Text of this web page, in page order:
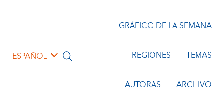
ESPAÑOL
GRÁFICO DE LA SEMANA
REGIONES TEMAS
AUTORAS ARCHIVO